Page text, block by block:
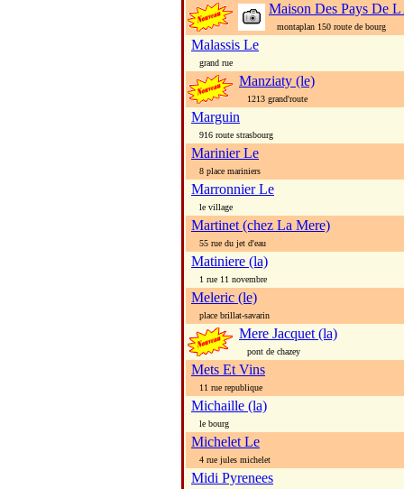
Maison Des Pays De
montaplan 150 route de bourg
Malassis Le
grand rue
Manziaty (le)
1213 grand'route
Marguin
916 route strasbourg
Marinier Le
8 place mariniers
Marronnier Le
le village
Martinet (chez La Mere)
55 rue du jet d'eau
Matiniere (la)
1 rue 11 novembre
Meleric (le)
place brillat-savarin
Mere Jacquet (la)
pont de chazey
Mets Et Vins
11 rue republique
Michaille (la)
le bourg
Michelet Le
4 rue jules michelet
Midi Pyrenees